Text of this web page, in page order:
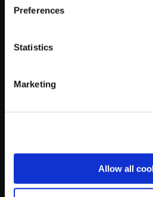
Preferences
Statistics
Marketing
Allow all
おすすめ商品